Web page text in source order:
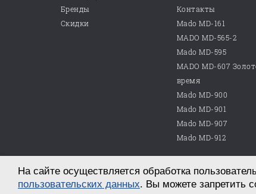
Бренды
Скидки
Контакты
Mado MD-161
MADO MD-565-2
Mado MD-595
MADO MD-607
время
Mado MD-900
Mado MD-901
Mado MD-907
Mado MD-912
© 2026 ООО «Магазин часов №10»
г. Саратов, пр. им. Петра Столыпина, д. 25
На сайте осуществляется обработка
пользовательских данных. Вы можете запретить